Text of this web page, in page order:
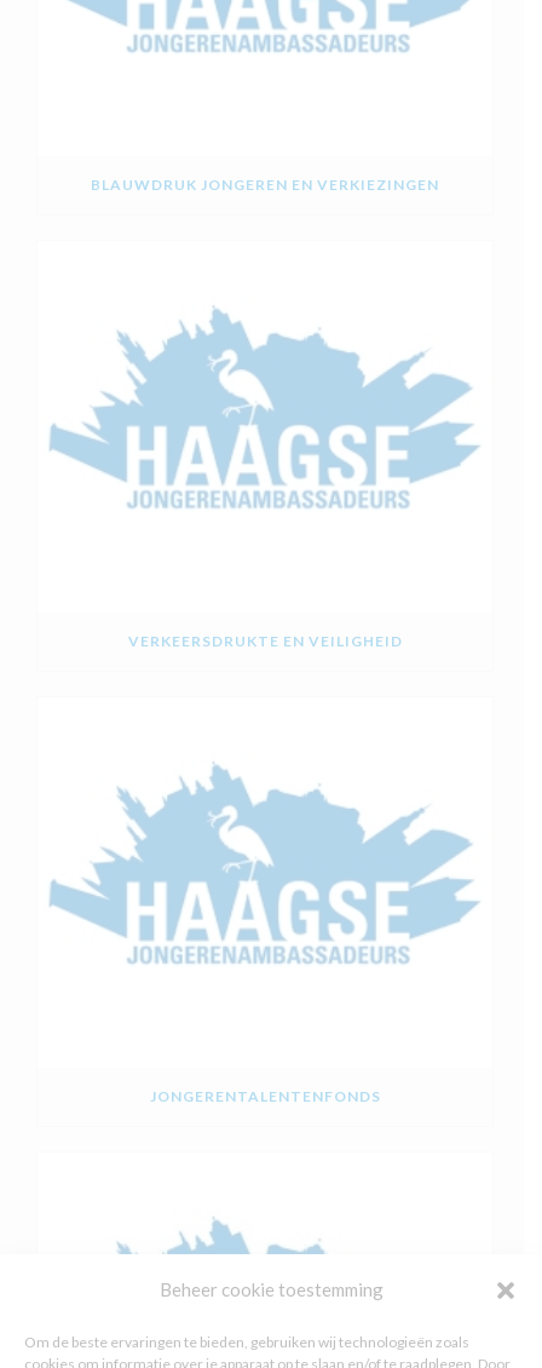
Beheer cookie toestemming
Om de beste ervaringen te bieden, gebruiken wij technologieën zoals
cookies om informatie over je apparaat op te slaan en/of te raadplegen. Door
BLAUWDRUK JONGEREN EN VERKIEZINGEN
VERKEERSDRUKTE EN VEILIGHEID
JONGERENTALENTENFONDS